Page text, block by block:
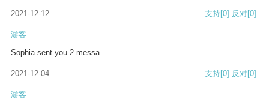
2021-12-12 支持[0] 反对[0]
游客
Sophia sent you 2 messa
2021-12-04 支持[0] 反对[0]
游客